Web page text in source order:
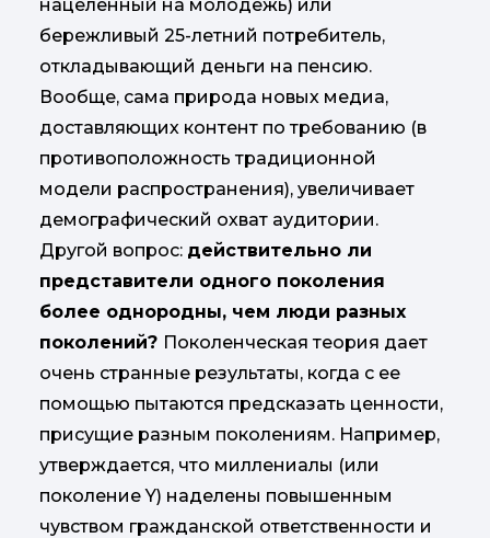
нацеленный на молодежь) или
бережливый 25-летний потребитель,
откладывающий деньги на пенсию.
Вообще, сама природа новых медиа,
доставляющих контент по требованию (в
противоположность традиционной
модели распространения), увеличивает
демографический охват аудитории.
Другой вопрос: действительно ли
представители одного поколения
более однородны, чем люди разных
поколений? Поколенческая теория дает
очень странные результаты, когда с ее
помощью пытаются предсказать ценности,
присущие разным поколениям. Например,
утверждается, что миллениалы (или
поколение Y) наделены повышенным
чувством гражданской ответственности и